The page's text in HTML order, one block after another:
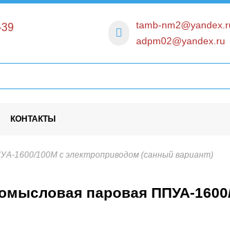
tamb-
adpm02@yandex.ru
КОНТАКТЫ
1600/100М с электроприводом (санный вариант)
паровая ППУА-